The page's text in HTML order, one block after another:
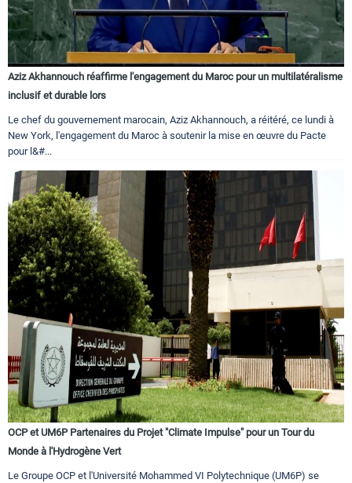
Aziz Akhannouch réaffirme l'engagement du Maroc pour un multilatéralisme
inclusif et durable lors
Le chef du gouvernement marocain, Aziz Akhannouch, a réitéré, ce lundi à
New York, l'engagement du Maroc à soutenir la mise en œuvre du Pacte
pour l&#...
OCP et UM6P Partenaires du Projet "Climate Impulse" pour un Tour du
Monde à l'Hydrogène Vert
Le Groupe OCP et l'Université Mohammed VI Polytechnique (UM6P) se